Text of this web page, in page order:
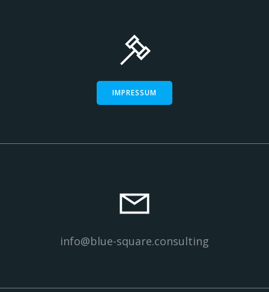
IMPRESSUM
info@blue-square.consulting